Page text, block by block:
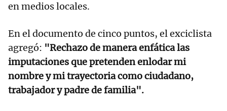
en medios locales.
En el documento de cinco puntos, el exciclista
agregó: "Rechazo de manera enfática las
imputaciones que pretenden enlodar mi
nombre y mi trayectoria como ciudadano,
trabajador y padre de familia".